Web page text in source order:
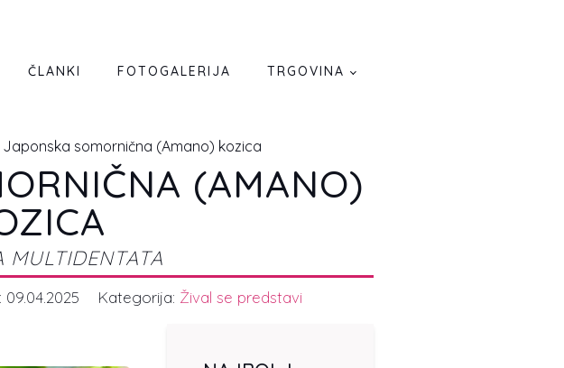
ČLANKI FOTOGALERIJA TRGOVINA
somornična (Amano) kozica
(AMANO)
MULTIDENTATA
09.04.2025 Kategorija: Žival se predstavi